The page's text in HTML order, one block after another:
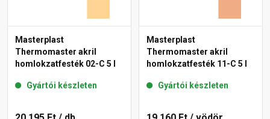
Masterplast
Thermomaster akril
homlokzatfesték 02-C 5 l
Gyártói készleten
Masterplast
Thermomaster akril
homlokzatfesték 11-C 5 l
Gyártói készleten